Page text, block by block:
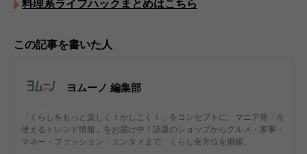
料理系ライフハックまとめはこちら
この記事を書いた人
ヨムーノ 編集部
「くらしをもっと楽しく！かしこく！」をコンセプトに、マニア発「今
使えるトレンド情報」をお届け中！話題のショップからグルメ・家事・
マネー・ファッション・エンタメまで、くらし全方位を網羅。